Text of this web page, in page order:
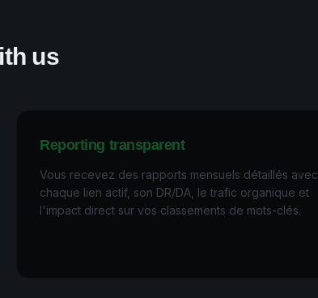
us
Reporting transparent
Vous recevez des rapports mensuels détaillés avec
chaque lien actif, son DR/DA, le trafic organique et
l'impact direct sur vos classements de mots-clés.